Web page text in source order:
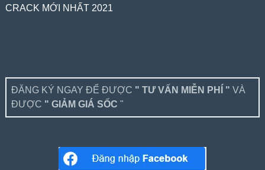
CRACK MỚI NHẤT 2021
ĐĂNG KÝ NGAY ĐỂ ĐƯỢC " TƯ VẤN MIỄN PHÍ " VÀ
ĐƯỢC " GIẢM GIÁ SỐC "